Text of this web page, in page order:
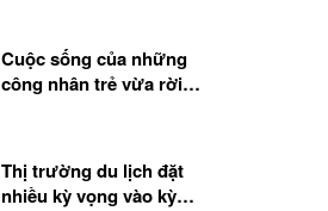
Cuộc sống của những
công nhân trẻ vừa rời
Thị trường du lịch đặt
nhiều kỳ vọng vào kỳ